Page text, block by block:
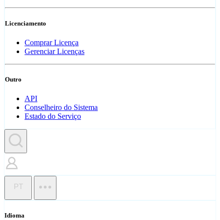
Licenciamento
Comprar Licença
Gerenciar Licenças
Outro
API
Conselheiro do Sistema
Estado do Serviço
PT
Idioma